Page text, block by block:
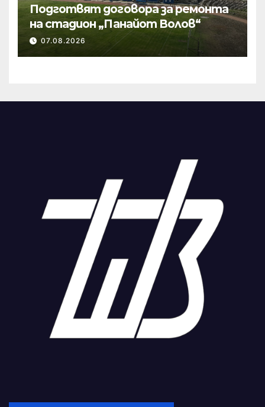
Подготвят договора за ремонта
на стадион „Панайот Волов“
07.08.2026